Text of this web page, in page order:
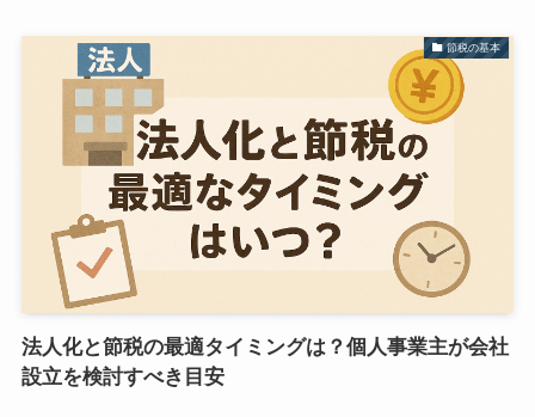
節税の基本
法人化と節税の最適タイミングは？個人事業主が会社
設立を検討すべき目安